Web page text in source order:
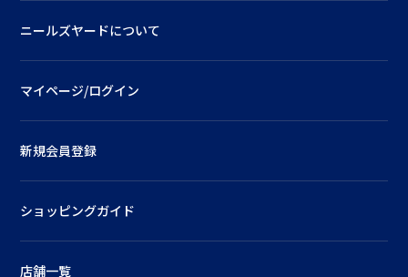
ニールズヤードについて
マイページ/ログイン
新規会員登録
ショッピングガイド
店舗一覧